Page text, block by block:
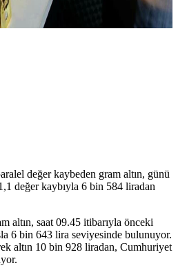
değer kaybeden gram altın, günü
değer kaybıyla 6 bin 584 liradan
altın, saat 09.45 itibarıyla önceki
6 bin 643 lira seviyesinde bulunuyor.
altın 10 bin 928 liradan, Cumhuriyet